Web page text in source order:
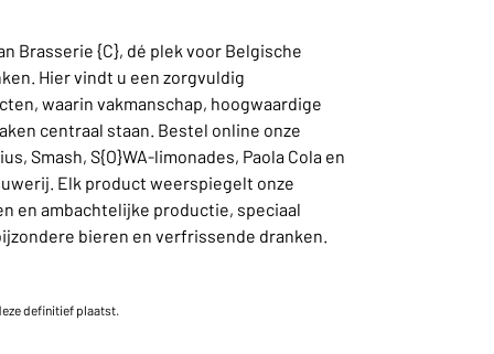
Brasserie {C}, dé plek voor Belgische
Hier vindt u een zorgvuldig
waarin vakmanschap, hoogwaardige
centraal staan. Bestel online onze
Smash, S{O}WA-limonades, Paola Cola en
Elk product weerspiegelt onze
en ambachtelijke productie, speciaal
bieren en verfrissende dranken.
definitief plaatst.